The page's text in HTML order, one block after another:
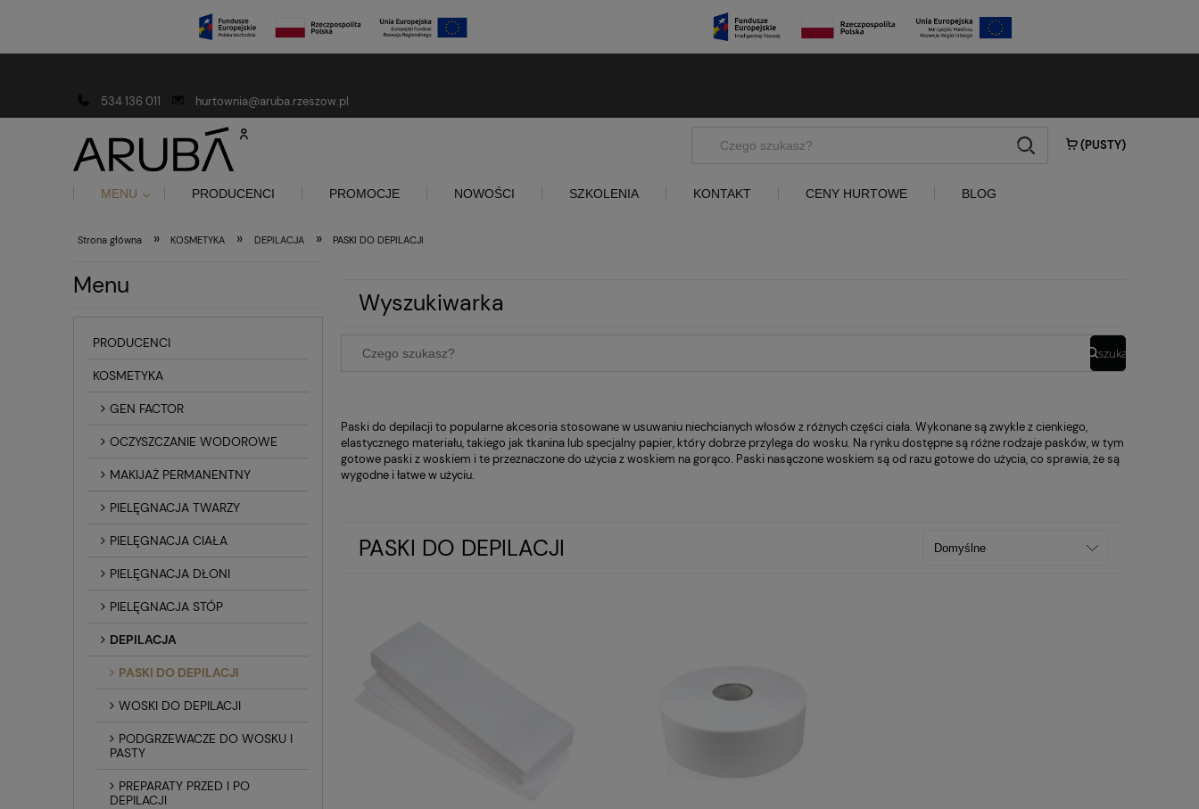
534 136 011
hurtownia@aruba.rzeszow.pl
(PUSTY)
szukaj
MENU PRODUCENCI PROMOCJE NOWOŚCI SZKOLENIA KONTAKT CENY HURTOWE BLOG
Strona główna » KOSMETYKA » DEPILACJA » PASKI DO DEPILACJI
Menu
PRODUCENCI
KOSMETYKA
GEN FACTOR
OCZYSZCZANIE WODOROWE
MAKIJAŻ PERMANENTNY
PIELĘGNACJA TWARZY
PIELĘGNACJA CIAŁA
PIELĘGNACJA DŁONI
PIELĘGNACJA STÓP
DEPILACJA
PASKI DO DEPILACJI
WOSKI DO DEPILACJI
PODGRZEWACZE DO WOSKU I
PASTY
PREPARATY PRZED I PO
DEPILACJI
Wyszukiwarka
szukaj
Paski do depilacji to popularne akcesoria stosowane w usuwaniu niechcianych włosów z różnych części ciała. Wykonane są zwykle z cienkiego,
elastycznego materiału, takiego jak tkanina lub specjalny papier, który dobrze przylega do wosku. Na rynku dostępne są różne rodzaje pasków, w tym
gotowe paski z woskiem i te przeznaczone do użycia z woskiem na gorąco. Paski nasączone woskiem są od razu gotowe do użycia, co sprawia, że są
wygodne i łatwe w użyciu.
PASKI DO DEPILACJI